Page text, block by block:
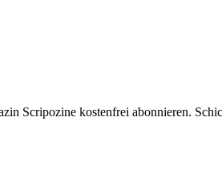
Scripozine kostenfrei abonnieren.